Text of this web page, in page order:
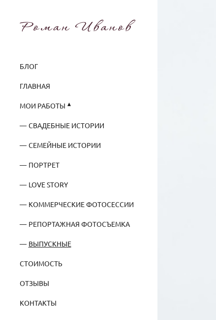
БЛОГ
ГЛАВНАЯ
МОИ РАБОТЫ
СВАДЕБНЫЕ ИСТОРИИ
СЕМЕЙНЫЕ ИСТОРИИ
ПОРТРЕТ
LOVE STORY
КОММЕРЧЕСКИЕ ФОТОСЕССИИ
РЕПОРТАЖНАЯ ФОТОСЪЕМКА
ВЫПУСКНЫЕ
СТОИМОСТЬ
ОТЗЫВЫ
КОНТАКТЫ